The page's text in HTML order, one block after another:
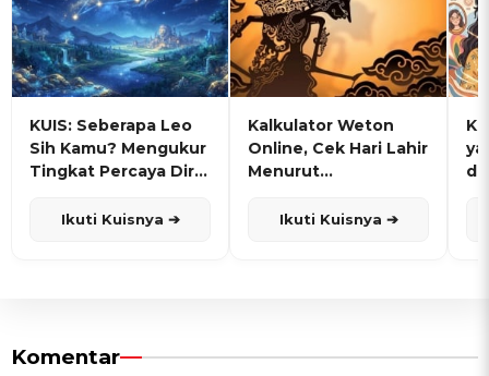
KUIS: Seberapa Leo
Sih Kamu? Mengukur
Tingkat Percaya Diri
Ikuti Kuisnya ➔
Kalkulator Weton
Online, Cek Hari Lahir
Menurut
Ikuti Kuisnya ➔
Komentar